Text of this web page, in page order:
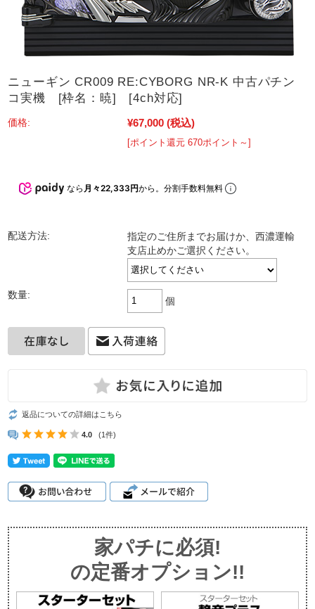
ニューギン CR009 RE:CYBORG NR-K 中古パチン
コ実機 [枠名：暁] [4ch対応]
価格: ¥67,000 (税込)
[ポイント還元 670ポイント～]
なら 月々22,333円から。分割手数料無料
配送方法:
指定のご住所までお届けか、西濃運輸
支店止めかご選択ください。
数量:
個
返品についての詳細はこちら
4.0 (1件)
家パチに必須!
の定番オプション!!